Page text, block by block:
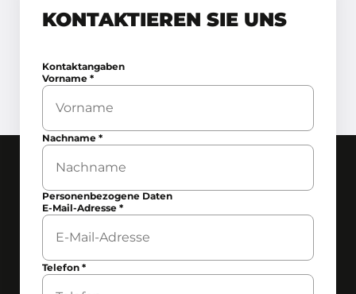
KONTAKTIEREN SIE UNS
Kontaktangaben
Vorname*
Nachname*
Personenbezogene Daten
E-Mail-Adresse*
Telefon*